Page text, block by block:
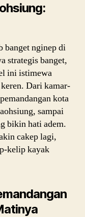
banget nginep di
strategis banget,
ini istimewa
Dari kamar-
kota
sampai
bikin hati adem.
cakep lagi,
kelip kayak